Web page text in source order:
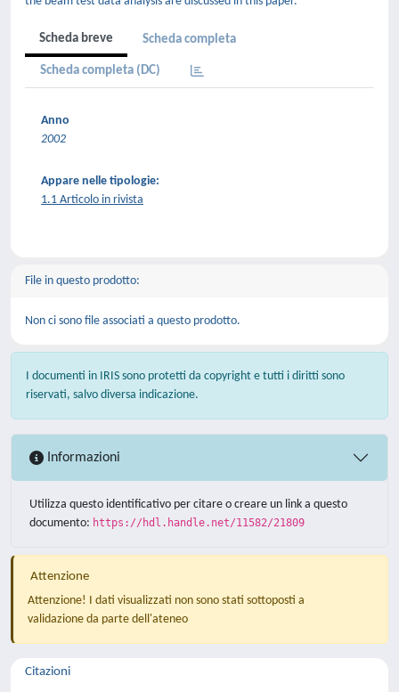
Scheda breve Scheda completa
Scheda completa (DC)
Anno
2002
Appare nelle tipologie:
1.1 Articolo in rivista
File in questo prodotto:
Non ci sono file associati a questo prodotto.
I documenti in IRIS sono protetti da copyright e tutti i diritti sono
riservati, salvo diversa indicazione.
Informazioni
Utilizza questo identificativo per citare o creare un link a questo
documento: https://hdl.handle.net/11582/21809
Attenzione
Attenzione! I dati visualizzati non sono stati sottoposti a
validazione da parte dell'ateneo
Citazioni